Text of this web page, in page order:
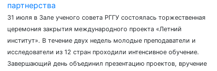
партнерства
31 июля в Зале ученого совета РГГУ состоялась торжественная
церемония закрытия международного проекта «Летний
институт». В течение двух недель молодые преподаватели и
исследователи из 12 стран проходили интенсивное обучение.
Завершающий день объединил презентацию проектов, вручение